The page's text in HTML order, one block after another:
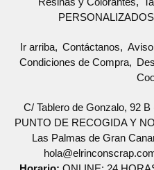
PERSONALIZADOS
Ir arriba Contáctanos
Condiciones de Compra
C/ Tablero de Gonzalo, 92
PUNTO DE RECOGIDA Y
Las Palmas de Gran